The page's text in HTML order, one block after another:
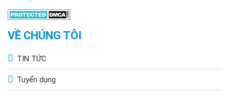
VỀ CHÚNG TÔI
TIN TỨC
Tuyển dụng